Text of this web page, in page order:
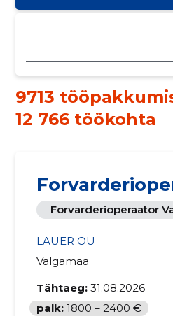
9713
12 766 töökohta
Forvarderioperaator
LAUER OÜ
Valgamaa
Tähtaeg: 31.08.2026
palk: 1800 – 2400 €